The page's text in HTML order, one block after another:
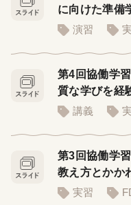
に向けた準備
演習
第4回協働学
質な学びを経
講義
第3回協働学
教え方とかか
実習